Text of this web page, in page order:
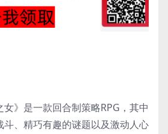
女》是一款回合制策略RPG，其中
斗、精巧有趣的谜题以及激动人心